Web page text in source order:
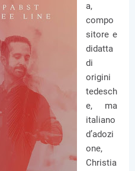
a,
compo
sitore e
didatta
di
origini
tedesch
e, ma
italiano
d’adozi
one,
Christia